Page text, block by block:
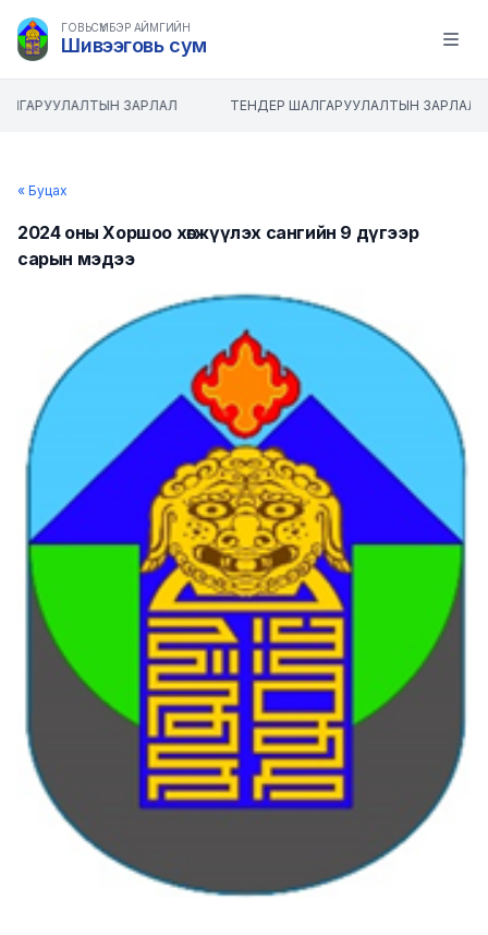
ГОВЬСҮМБЭР АЙМГИЙН
Шивээговь сум Open
ЗАРЛАЛ ТЕНДЕР ШАЛГАРУУЛАЛТЫН ЗАРЛАЛ
« Буцах
2024 оны Хоршоо хөгжүүлэх сангийн 9 дүгээр
сарын мэдээ